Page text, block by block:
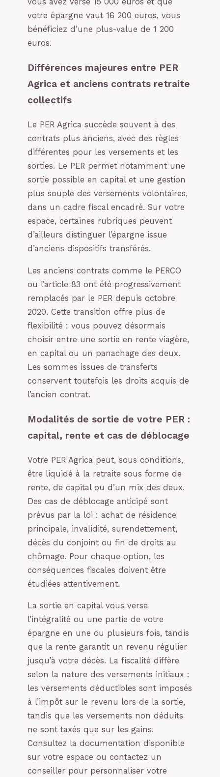
votre épargne vaut 16 200 euros, vous
bénéficiez d’une plus-value de 1 200
euros.
Différences majeures entre PER
Agrica et anciens contrats retraite
collectifs
Le PER Agrica succède souvent à des
contrats plus anciens, avec des règles
différentes pour les versements et les
sorties. Le PER permet notamment une
sortie possible en capital et une gestion
plus souple des versements volontaires,
dans un cadre fiscal encadré. Sur votre
espace, certaines rubriques peuvent
d’ailleurs distinguer l’épargne issue
d’anciens dispositifs transférés.
Les anciens contrats comme le PERCO
ou l’article 83 ont été progressivement
remplacés par le PER depuis octobre
2020. Cette transition offre plus de
flexibilité : vous pouvez désormais
choisir entre une sortie en rente viagère,
en capital ou un panachage des deux.
Les sommes issues de transferts
conservent toutefois les droits acquis de
l’ancien contrat.
Modalités de sortie de votre PER :
capital, rente et cas de déblocage
Votre PER Agrica peut, sous conditions,
être liquidé à la retraite sous forme de
rente, de capital ou d’un mix des deux.
Des cas de déblocage anticipé sont
prévus par la loi : achat de résidence
principale, invalidité, surendettement,
décès du conjoint ou fin de droits au
chômage. Pour chaque option, les
conséquences fiscales doivent être
étudiées attentivement.
La sortie en capital vous verse
l’intégralité ou une partie de votre
épargne en une ou plusieurs fois, tandis
que la rente garantit un revenu régulier
jusqu’à votre décès. La fiscalité diffère
selon la nature des versements initiaux :
les versements déductibles sont imposés
à l’impôt sur le revenu lors de la sortie,
tandis que les versements non déduits
ne sont taxés que sur les gains.
Consultez la documentation disponible
sur votre espace ou contactez un
conseiller pour personnaliser votre